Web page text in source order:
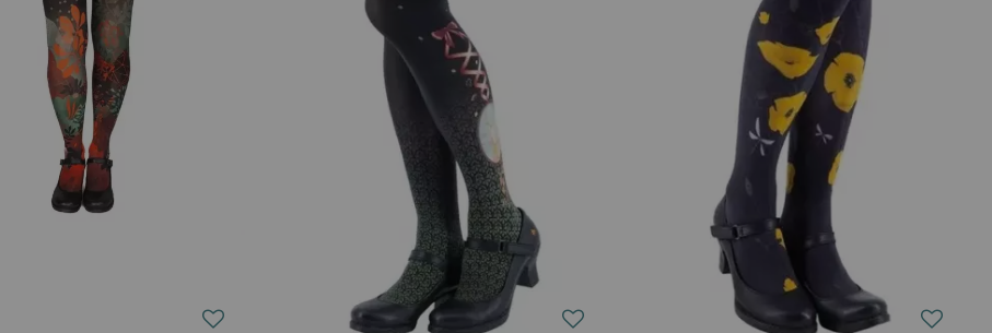
de surprendre avec des collants fantaisie qui allient créativité et raffinement. Chaque modèle de la nouvelle
et des motifs qui évoquent un monde rempli de poésie, de fantaisie, et de douceur. Cette année encore, les
jambes, créant un équilibre parfait entre confort et esthétisme.
dessinés pour embellir vos tenues de manière unique et originale. Parmi les thèmes phares de cette année,
dans des tons éclatants, qui s’entrelacent pour créer des collants aussi lumineux que vos plus belles journées
qui aiment un brin de nostalgie et de magie, ces collants apportent une touche ludique à vos tenues.
mythiques s’invitent sur vos jambes, pour un look à la fois mystérieux et plein de charme.
ces dragons apportent une touche d’exotisme et de puissance à vos collants. Inspirés des traditions asiatiques, ils